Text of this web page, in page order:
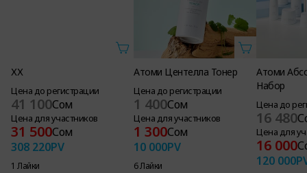
ХХ
Цена до регистрации
41 100Сом
Цена для участников
31 500Сом
308 220PV
1 Лайки
Атоми Центелла Тонер
Цена до регистрации
1 400Сом
Цена для участников
1 300Сом
10 000PV
6 Лайки
Атоми
Набор
Цена до
16 480
Цена для
16 000
120 000